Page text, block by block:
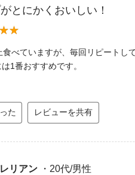
とにかくおいしい！
べていますが、毎回リピートして
1番おすすめです。
た レビューを共有
リアン ・20代/男性